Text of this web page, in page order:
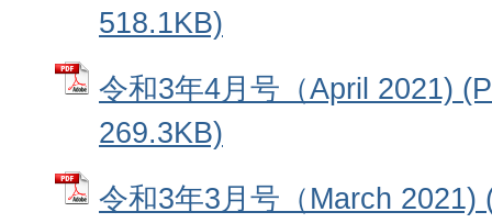
518.1KB)
令和3年4月号（April 2021)
269.3KB)
令和3年3月号（March 2021)